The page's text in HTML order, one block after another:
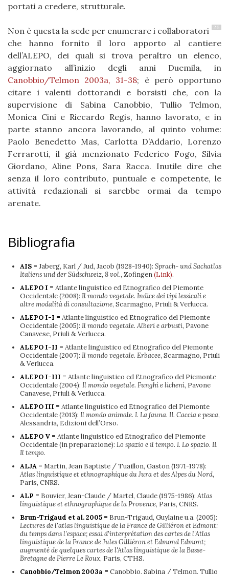
portati a credere, strutturale.
26
Non è questa la sede per enumerare i collaboratori
che hanno fornito il loro apporto al cantiere
dell’ALEPO, dei quali si trova peraltro un elenco,
aggiornato all’inizio degli anni Duemila, in
Canobbio/Telmon 2003a, 31-38; è però opportuno
citare i valenti dottorandi e borsisti che, con la
supervisione di Sabina Canobbio, Tullio Telmon,
Monica Cini e Riccardo Regis, hanno lavorato, e in
parte stanno ancora lavorando, al quinto volume:
Paolo Benedetto Mas, Carlotta D’Addario, Lorenzo
Ferrarotti, il già menzionato Federico Fogo, Silvia
Giordano, Aline Pons, Sara Racca. Inutile dire che
senza il loro contributo, puntuale e competente, le
attività redazionali si sarebbe ormai da tempo
arenate.
Bibliografia
AIS = Jaberg, Karl / Jud, Jacob (1928-1940): Sprach- und Sachatlas
Italiens und der Südschweiz, 8 vol., Zofingen(Link).
ALEPO I = Atlante linguistico ed Etnografico del Piemonte
Occidentale (2008): Il mondo vegetale. Indice dei tipi lessicali e
altre modalità di consultazione, Scarmagno, Priuli & Verlucca.
ALEPO I-I = Atlante linguistico ed Etnografico del Piemonte
Occidentale (2005): Il mondo vegetale. Alberi e arbusti, Pavone
Canavese, Priuli & Verlucca.
ALEPO I-II = Atlante linguistico ed Etnografico del Piemonte
Occidentale (2007): Il mondo vegetale. Erbacee, Scarmagno, Priuli
& Verlucca.
ALEPO I-III = Atlante linguistico ed Etnografico del Piemonte
Occidentale (2004): Il mondo vegetale. Funghi e licheni, Pavone
Canavese, Priuli & Verlucca.
ALEPO III = Atlante linguistico ed Etnografico del Piemonte
Occidentale (2013): Il mondo animale. I. La fauna. II. Caccia e pesca,
Alessandria, Edizioni dell’Orso.
ALEPO V = Atlante linguistico ed Etnografico del Piemonte
Occidentale (in preparazione): Lo spazio e il tempo. I. Lo spazio. II.
Il tempo.
ALJA = Martin, Jean Baptiste / Tuaillon, Gaston (1971-1978):
Atlas linguistique et ethnographique du Jura et des Alpes du Nord,
Paris, CNRS.
ALP = Bouvier, Jean-Claude / Martel, Claude (1975-1986): Atlas
linguistique et ethnographique de la Provence, Paris, CNRS.
Brun-Trigaud et al. 2005 = Brun-Trigaud, Guylaine u.a. (2005):
Lectures de l'atlas linguistique de la France de Gilliéron et Edmont:
du temps dans l'espace; essai d'interprétation des cartes de l'Atlas
linguistique de la France de Jules Gilliéron et Edmond Edmont;
augmenté de quelques cartes de l'Atlas linguistique de la Basse-
Bretagne de Pierre Le Roux, Paris, CTHS.
Canobbio/Telmon 2003a = Canobbio, Sabina / Telmon, Tullio